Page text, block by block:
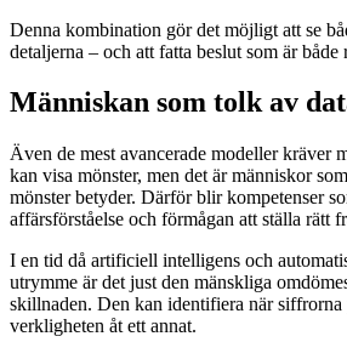
Denna kombination gör det möjligt att se
detaljerna – och att fatta beslut som är
Människan som tolk av
Även de mest avancerade modeller kräver
kan visa mönster, men det är människor
mönster betyder. Därför blir kompetenser
affärsförståelse och förmågan att ställa rätt
I en tid då artificiell intelligens och
utrymme är det just den mänskliga
skillnaden. Den kan identifiera när siffrorna
verkligheten åt ett annat.